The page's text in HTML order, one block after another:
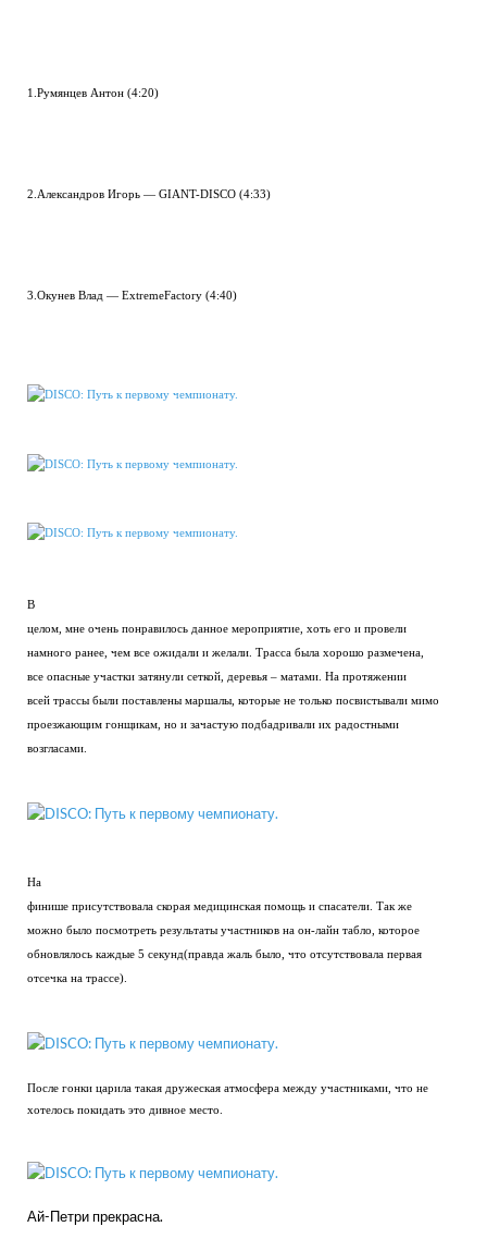
1.Румянцев Антон (4:20)
2.Александров Игорь — GIANT-DISCO (4:33)
3.Окунев Влад — ExtremeFactory (4:40)
В
целом, мне очень понравилось данное мероприятие, хоть его и провели
намного ранее, чем все ожидали и желали. Трасса была хорошо размечена,
все опасные участки затянули сеткой, деревья – матами. На протяжении
всей трассы были поставлены маршалы, которые не только посвистывали мимо
проезжающим гонщикам, но и зачастую подбадривали их радостными
возгласами.
На
финише присутствовала скорая медицинская помощь и спасатели. Так же
можно было посмотреть результаты участников на он-лайн табло, которое
обновлялось каждые 5 секунд(правда жаль было, что отсутствовала первая
отсечка на трассе).
После гонки царила такая дружеская атмосфера между участниками, что не
хотелось покидать это дивное место.
Ай-Петри прекрасна.